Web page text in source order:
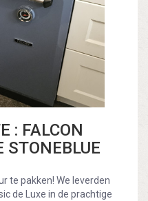
: FALCON
STONEBLUE
te pakken! We leverden
de Luxe in de prachtige